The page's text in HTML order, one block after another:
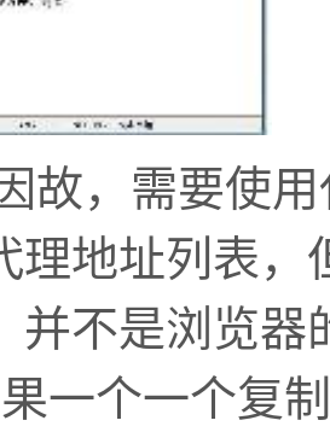
故，需要使
理地址列表，
并不是浏览器
一个一个复